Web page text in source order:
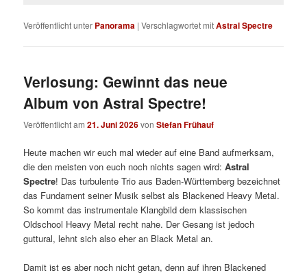
Veröffentlicht unter Panorama |Verschlagwortet mitAstral Spectre
Verlosung: Gewinnt das neue
Album von Astral Spectre!
Veröffentlicht am21. Juni 2026vonStefan Frühauf
Heute machen wir euch mal wieder auf eine Band aufmerksam,
die den meisten von euch noch nichts sagen wird:Astral
Spectre! Das turbulente Trio aus Baden-Württemberg bezeichnet
das Fundament seiner Musik selbst als Blackened Heavy Metal.
So kommt das instrumentale Klangbild dem klassischen
Oldschool Heavy Metal recht nahe. Der Gesang ist jedoch
guttural, lehnt sich also eher an Black Metal an.
Damit ist es aber noch nicht getan, denn auf ihren Blackened